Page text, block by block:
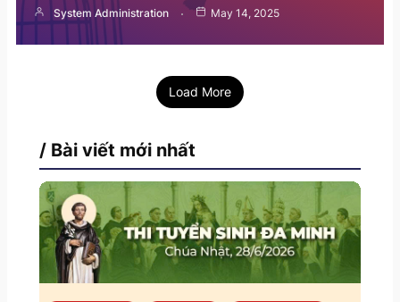
System Administration May 14, 2025
Load More
/ Bài viết mới nhất